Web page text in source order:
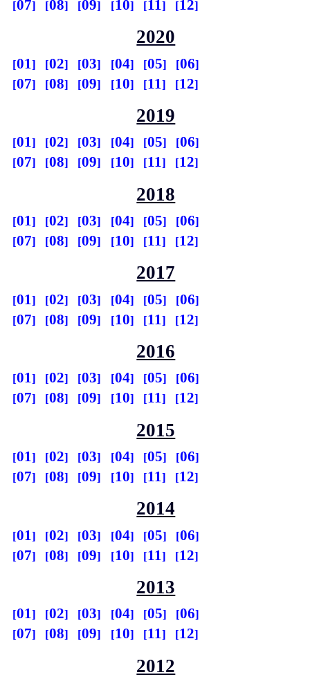
07 08 09 10 11 12
2020
01 02 03 04 05
06
07
08 09 10 11 12
2019
01 02 03 04 05
06
07
08 09 10 11 12
2018
01 02 03 04 05
06
07
08 09 10 11 12
2017
01 02 03 04 05
06
07
08 09 10 11 12
2016
01 02 03 04 05
06
07
08 09 10 11 12
2015
01 02 03 04 05
06
07
08 09 10 11 12
2014
01 02 03 04 05
06
07
08 09 10 11 12
2013
01 02 03 04 05
06
07
08 09 10 11 12
2012